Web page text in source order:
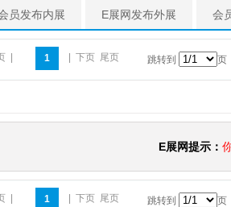
员发布内展 E展网发布外展 会
1 下页 尾页 跳转到 页
E展网提示：
1 下页 尾页 跳转到 页